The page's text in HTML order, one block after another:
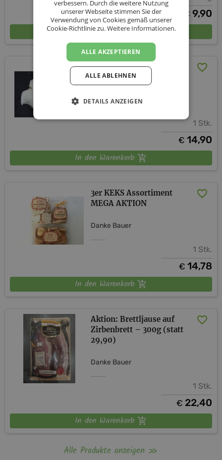
€ 9,90
In den Warenkorb
Oberkrainer
Schweineschmalz 850g
Danke Bauer
1 Stk.
€ 14,90
In den Warenkorb
3er KEKS Assortiment
MEGA AKTION
Danke Bauer
1 Stk.
€ 14,78
In den Warenkorb
Aktion: Brettljause auf
Zirbenbrett – 300g (statt
29,90)
Danke Bauer
1 Stk.
€ 22,40
In den Warenkorb
Alle Produkte anzeigen
verbessern. Durch die weitere Nutzung
unserer Webseite stimmen Sie der
Verwendung von Cookies gemäß unserer
Cookie-Richtlinie zu.Weitere Informationen.
ALLE AKZEPTIEREN
ALLE ABLEHNEN
DETAILS ANZEIGEN